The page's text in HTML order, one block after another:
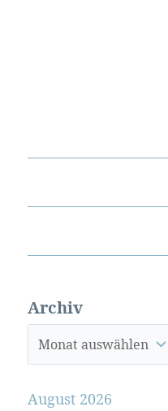
Archiv
August 2026